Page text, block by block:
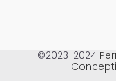
©2023-2024